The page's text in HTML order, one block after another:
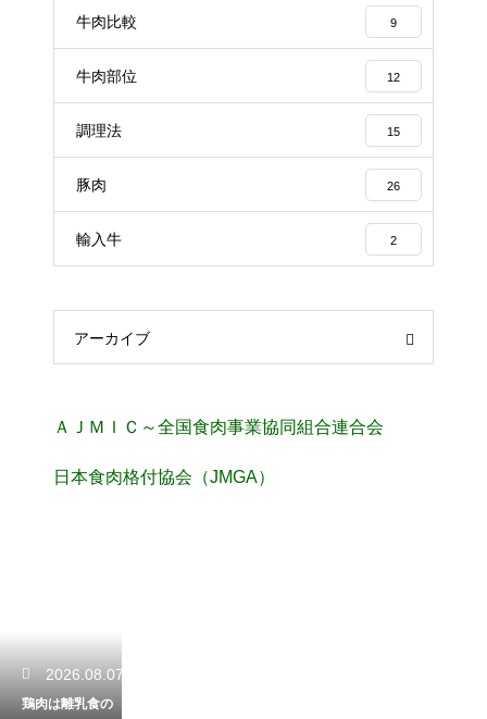
牛肉比較 9
牛肉部位 12
調理法 15
豚肉 26
輸入牛 2
アーカイブ
ＡＪＭＩＣ～全国食肉事業協同組合連合会
日本食肉格付協会（JMGA）
2026.08.07
鶏肉は離乳食の